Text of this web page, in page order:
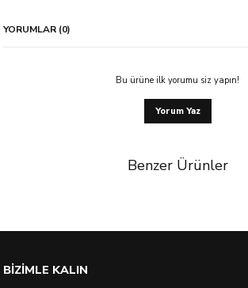
YORUMLAR (0)
Bu ürüne ilk yorumu siz yapın!
Yorum Yaz
Benzer Ürünler
BİZİMLE KALIN